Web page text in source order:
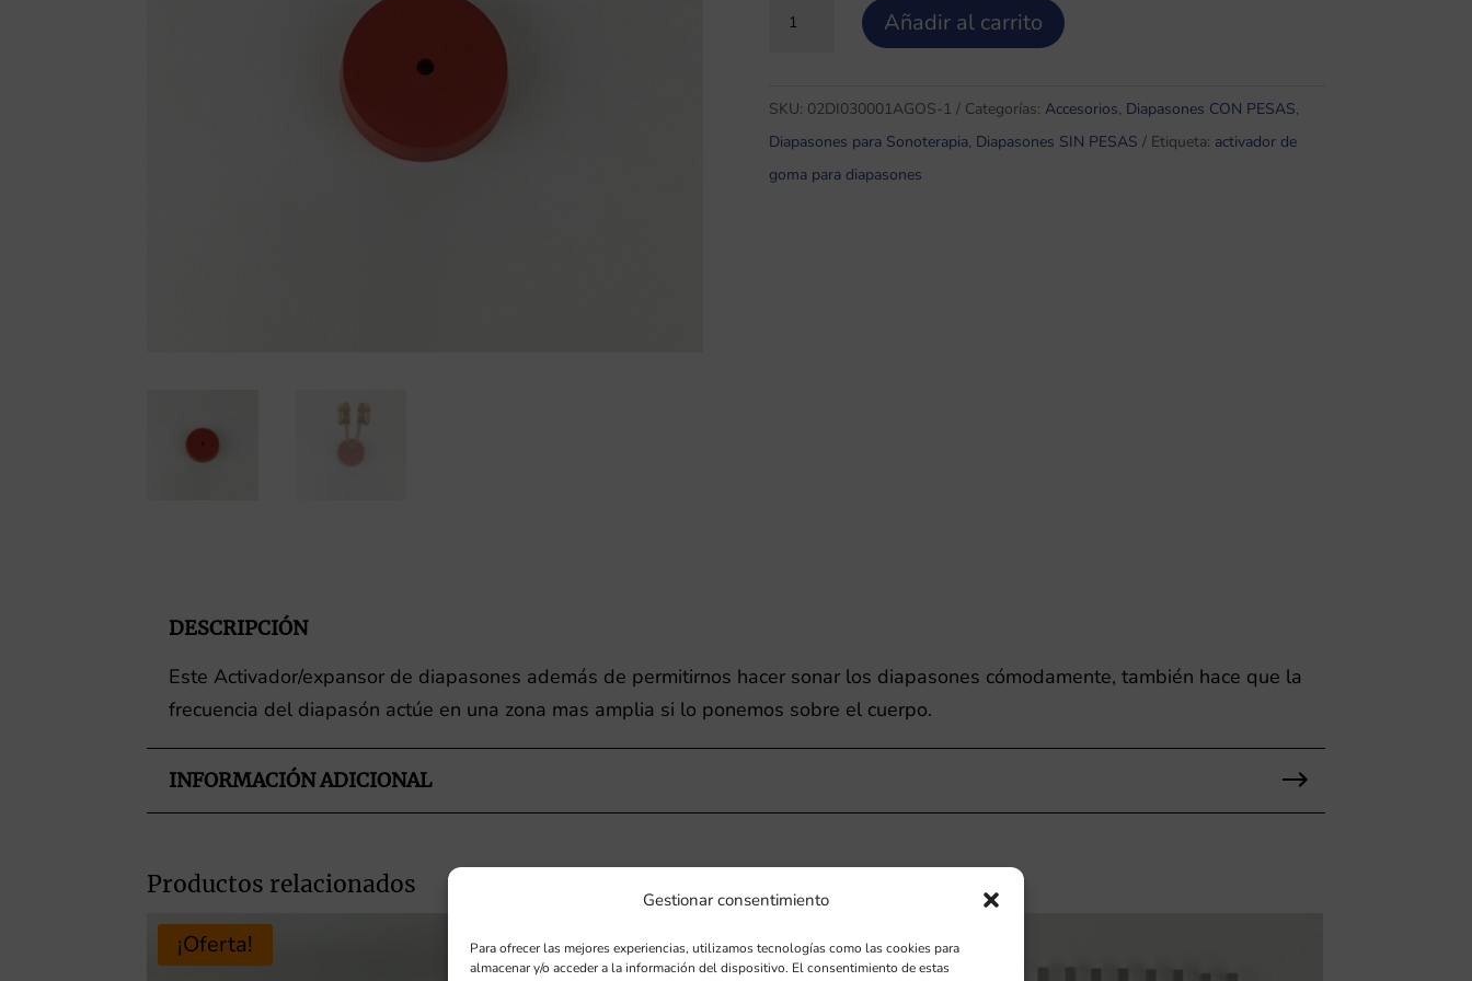
Gestionar consentimiento
Para ofrecer las mejores experiencias, utilizamos tecnologías como las cookies para
almacenar y/o acceder a la información del dispositivo. El consentimiento de estas
16,00 €.14,00 €.
Activador/expansor
con
agujero
cantidad
Añadir al carrito
SKU: 02DI030001AGOS-1 Categorías: Accesorios, Diapasones CON PESAS,
Diapasones para Sonoterapia, Diapasones SIN PESAS Etiqueta: activador de
goma para diapasones
DESCRIPCIÓN
Este Activador/expansor de diapasones además de permitirnos hacer sonar los diapasones cómodamente, también hace que la
frecuencia del diapasón actúe en una zona mas amplia si lo ponemos sobre el cuerpo.
INFORMACIÓN ADICIONAL
Productos relacionados
¡Oferta!